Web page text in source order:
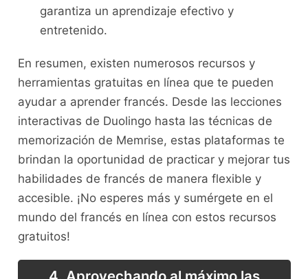
garantiza‌ un ⁤aprendizaje efectivo y
entretenido.
En resumen, existen numerosos ⁢recursos y
herramientas gratuitas en‍ línea que te pueden
ayudar a aprender⁢ francés. Desde las lecciones
‌interactivas de Duolingo‍ hasta las técnicas de
memorización de ⁣Memrise, estas plataformas te
brindan⁢ la oportunidad de practicar ‌y mejorar tus
habilidades de ‌francés⁢ de manera ⁤flexible y
accesible. ¡No esperes más y sumérgete en el
mundo del​ francés en línea con estos⁣ recursos
gratuitos!